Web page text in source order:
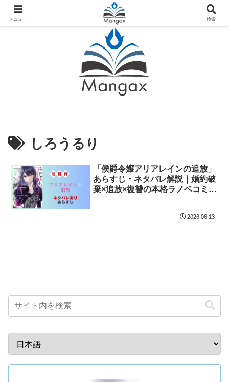
人気おすすめ漫画紹介ならMangax（マンガックス）
しろうるり
「侯爵令嬢アリアレインの追放」
あらすじ・ネタバレ解説｜婚約破
棄×追放×復讐の本格ラノベコミカ
2026.06.13
メニュー 検索